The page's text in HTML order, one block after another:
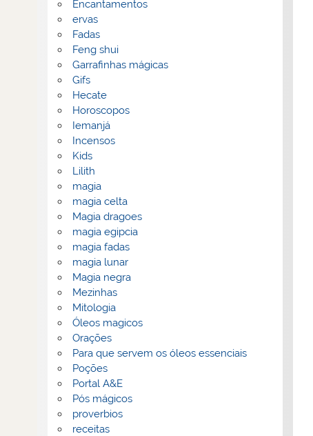
Encantamentos
ervas
Fadas
Feng shui
Garrafinhas mágicas
Gifs
Hecate
Horoscopos
Iemanjá
Incensos
Kids
Lilith
magia
magia celta
Magia dragoes
magia egipcia
magia fadas
magia lunar
Magia negra
Mezinhas
Mitologia
Óleos magicos
Orações
Para que servem os óleos essenciais
Poções
Portal A&E
Pós mágicos
proverbios
receitas